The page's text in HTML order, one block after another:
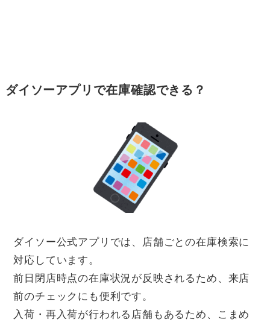
ダイソーアプリで在庫確認できる？
ダイソー公式アプリでは、店舗ごとの在庫検索に
対応しています。
前日閉店時点の在庫状況が反映されるため、来店
前のチェックにも便利です。
入荷・再入荷が行われる店舗もあるため、こまめ